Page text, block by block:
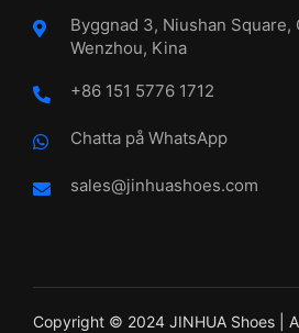
Byggnad 3, Niushan Square,
Wenzhou, Kina
+86 151 5776 1712
Chatta på WhatsApp
sales@jinhuashoes.com
Copyright © 2024 JINHUA Shoes |